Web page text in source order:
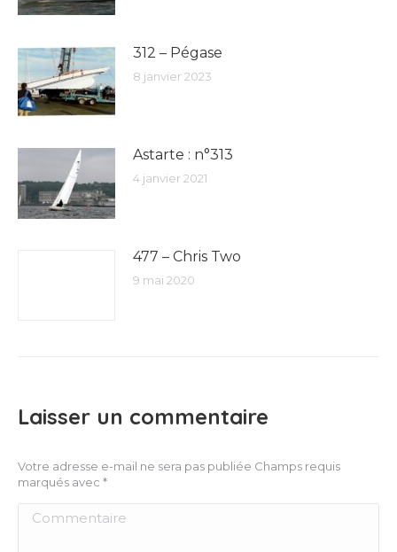
312 – Pégase
8 janvier 2023
Astarte : n°313
4 janvier 2021
477 – Chris Two
9 mai 2020
Laisser un commentaire
Votre adresse e-mail ne sera pas publiée Champs requis
marqués avec *
Commentaire